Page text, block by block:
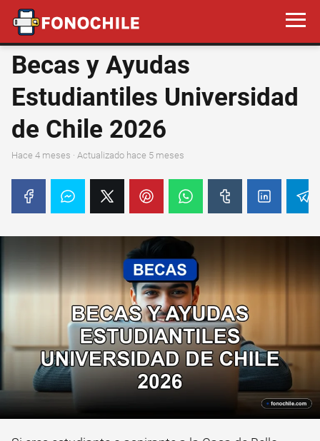
Becas y Ayudas
Estudiantiles Universidad
de Chile 2026
hace 4 meses · Actualizado hace 5 meses